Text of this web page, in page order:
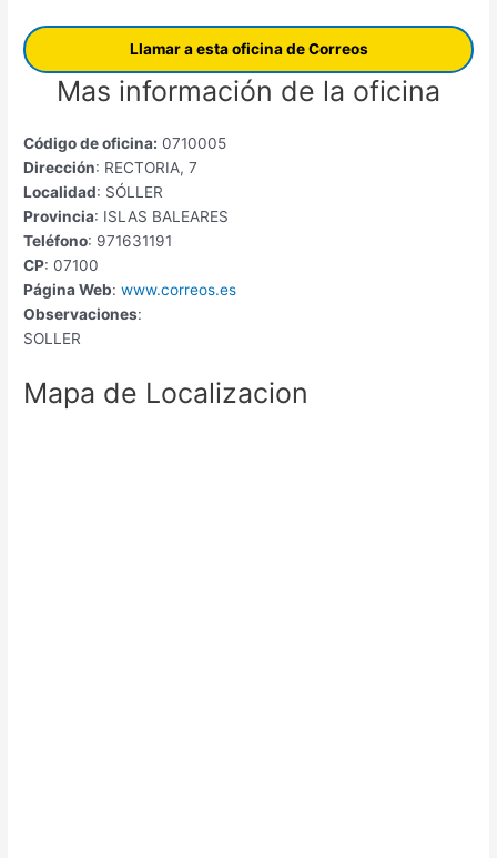
Llamar a esta oficina de Correos
Mas información de la oficina
Código de oficina: 0710005
Dirección: RECTORIA, 7
Localidad: SÓLLER
Provincia: ISLAS BALEARES
Teléfono: 971631191
CP: 07100
Página Web: www.correos.es
Observaciones:
SOLLER
Mapa de Localizacion